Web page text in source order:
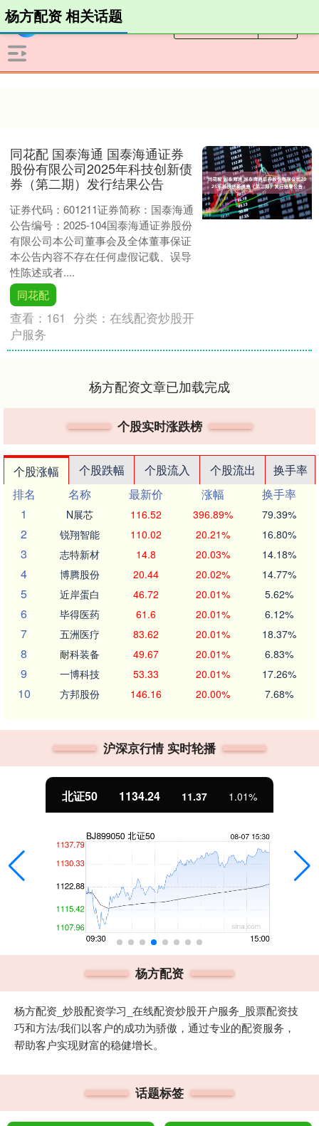
杨方配资 相关话题
同花配 国泰海通 国泰海通证券
股份有限公司2025年科技创新债
券（第二期）发行结果公告
证券代码：601211证券简称：国泰海通
公告编号：2025-104国泰海通证券股份
有限公司本公司董事会及全体董事保证
本公告内容不存在任何虚假记载、误导
性陈述或者....
同花配
查看： 161 分类：在线配资炒股开
户服务
杨方配资文章已加载完成
个股实时涨跌榜
个股涨幅 个股跌幅 个股流入 个股流出
换手率
排名
名称 最新价 涨幅
换手率
1
N展芯 116.52 396.89% 79.39%
2 锐翔智能 110.02 20.21% 16.80%
3 志特新材 14.8 20.03% 14.18%
4 博腾股份 20.44 20.02% 14.77%
5 近岸蛋白 46.72 20.01% 5.62%
6 毕得医药 61.6 20.01% 6.12%
7 五洲医疗 83.62 20.01% 18.37%
8 耐科装备 49.67 20.01% 6.83%
9 一博科技 53.33 20.01% 17.26%
10 方邦股份 146.16 20.00% 7.68%
沪深京行情 实时轮播
北证50 1134.24 11.37 1.01%
杨方配资
杨方配资_炒股配资学习_在线配资炒股开户服务_股票配资技
巧和方法/我们以客户的成功为骄傲，通过专业的配资服务，
帮助客户实现财富的稳健增长。
话题标签